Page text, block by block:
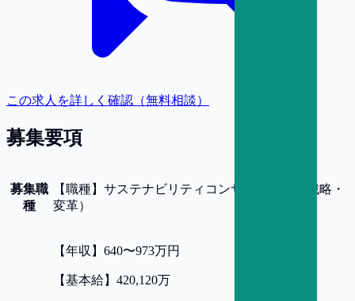
この求人を詳しく確認（無料相談）
募集要項
募集職
種
【職種】 サステナビリティコンサルタント（戦略・
変革）
【年収 】 640〜973万円
【基本給】 420,120万